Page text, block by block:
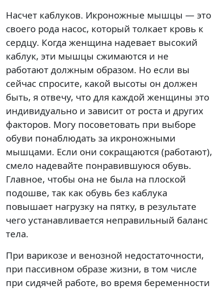
Насчет каблуков. Икроножные мышцы — это
своего рода насос, который толкает кровь к
сердцу. Когда женщина надевает высокий
каблук, эти мышцы сжимаются и не
работают должным образом. Но если вы
сейчас спросите, какой высоты он должен
быть, я отвечу, что для каждой женщины это
индивидуально и зависит от роста и других
факторов. Могу посоветовать при выборе
обуви понаблюдать за икроножными
мышцами. Если они сокращаются (работают),
смело надевайте понравившуюся обувь.
Главное, чтобы она не была на плоской
подошве, так как обувь без каблука
повышает нагрузку на пятку, в результате
чего устанавливается неправильный баланс
тела.
При варикозе и венозной недостаточности,
при пассивном образе жизни, в том числе
при сидячей работе, во время беременности